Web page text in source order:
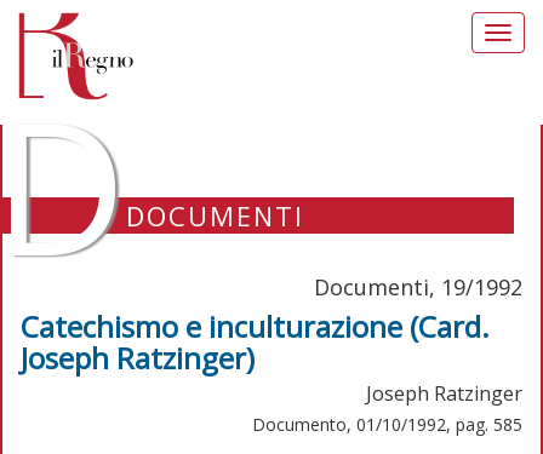
DOCUMENTI
Documenti, 19/1992
Catechismo e inculturazione (Card.
Joseph Ratzinger)
Joseph Ratzinger
Documento, 01/10/1992, pag. 585